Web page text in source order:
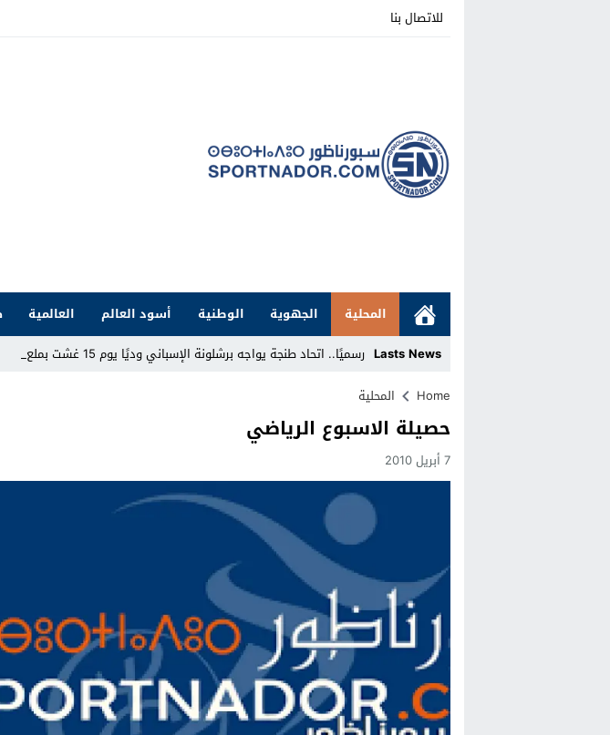
للاتصال بنا
المحلية الجهوية الوطنية أسود العالم العالمية
Lasts News رسميًا.. اتحاد طنجة يواجه برشلونة الإسباني وديًا يوم 15 غشت بملعب طنجة ال _
Stop
Previous
Home المحلية
حصيلة الاسبوع الرياضي
7 أبريل 2010